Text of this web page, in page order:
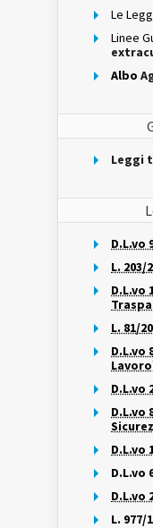
Le
Linee
Albo
Leggi
D.L.vo
L.
D.L.vo
L. 81/
D.L.vo
D.L.vo
D.L.vo
D.L.vo
D.L.vo
D.L.vo
L.